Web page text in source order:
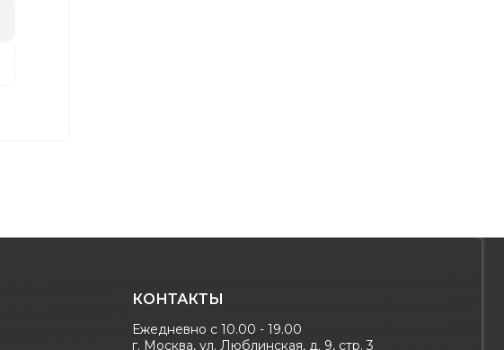
КОНТАКТЫ
Ежедневно с 10.00 - 19.00
г. Москва, ул. Люблинская, д. 9, стр. 3